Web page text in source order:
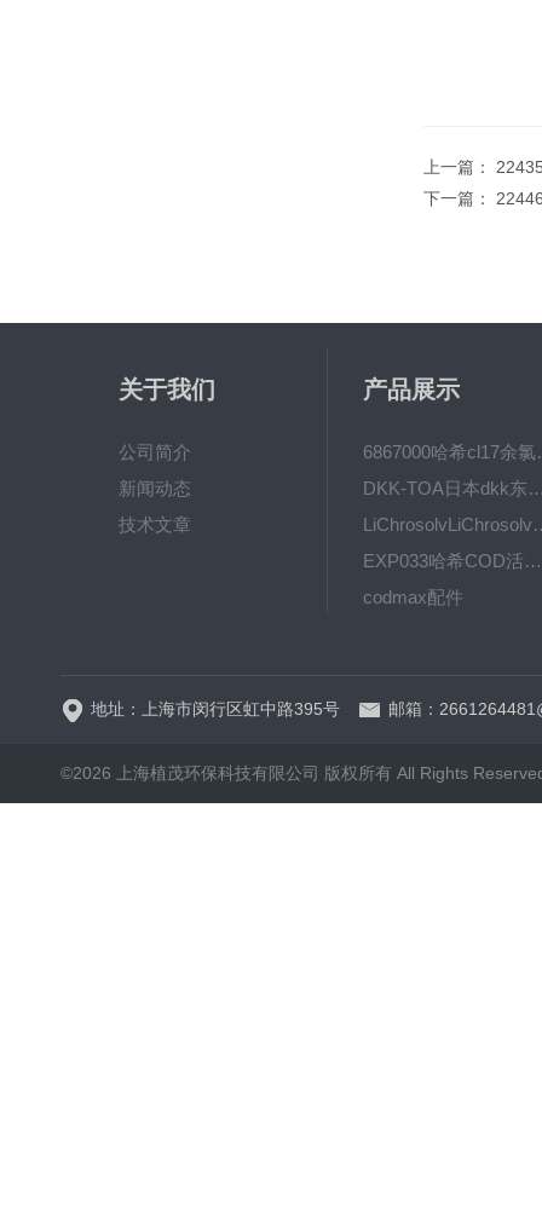
上一篇：
下一篇：
关于我们
公司简介
新闻动态
技术文章
产品展示
6867000
DKK-TOA日本dkk东亚电
EXP033哈希COD活塞泵价格 EXP033
codmax配件
地址：上海市闵行区虹中路395号 邮箱：
©2026 上海植茂环保科技有限公司 版权所有 All Rights